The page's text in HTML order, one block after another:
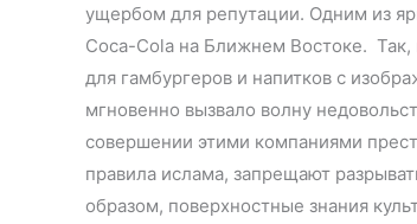
ущербом для репутации. Одним из
Coca-Cola на Ближнем Востоке. Так,
для гамбургеров и напитков с
мгновенно вызвало волну
совершении этими компаниями
правила ислама, запрещают
образом, поверхностные знания